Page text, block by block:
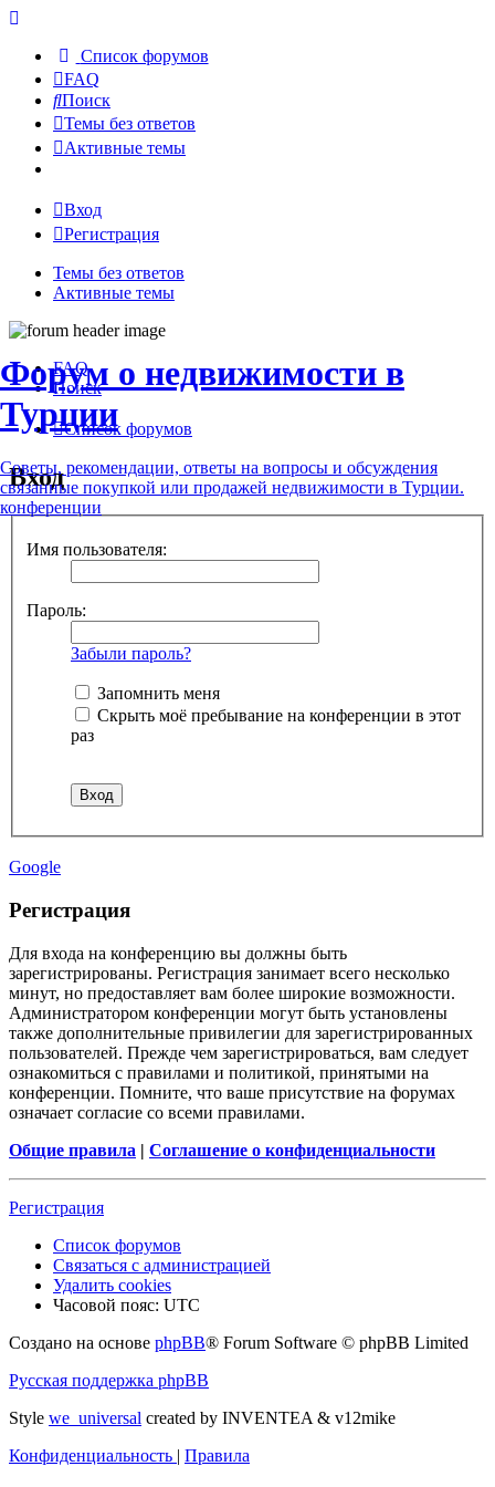
Список форумов
FAQ
Поиск
Темы без ответов
Активные темы
Вход
Регистрация
Темы без ответов
Активные темы
Форум о недвижимости в
Турции
Советы, рекомендации, ответы на вопросы и обсуждения
связанные покупкой или продажей недвижимости в Турции.
конференции
FAQ
Поиск
Список форумов
Вход
Имя пользователя:
Пароль:
Забыли пароль?
Запомнить меня
Скрыть моё пребывание на конференции в этот
раз
Google
Регистрация
Для входа на конференцию вы должны быть
зарегистрированы. Регистрация занимает всего несколько
минут, но предоставляет вам более широкие возможности.
Администратором конференции могут быть установлены
также дополнительные привилегии для зарегистрированных
пользователей. Прежде чем зарегистрироваться, вам следует
ознакомиться с правилами и политикой, принятыми на
конференции. Помните, что ваше присутствие на форумах
означает согласие со всеми правилами.
Общие правила | Соглашение о конфиденциальности
Регистрация
Список форумов
Связаться с администрацией
Удалить cookies
Часовой пояс: UTC
Создано на основе phpBB® Forum Software © phpBB Limited
Русская поддержка phpBB
Style we_universal created by INVENTEA & v12mike
Конфиденциальность | Правила